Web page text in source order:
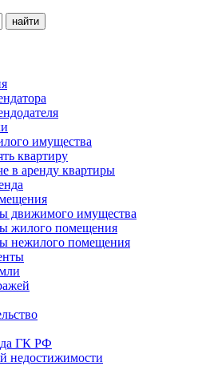
имущества
квартиру
в аренду квартиры
движимого имущества
жилого помещения
нежилого помещения
ГК РФ
недостижимости